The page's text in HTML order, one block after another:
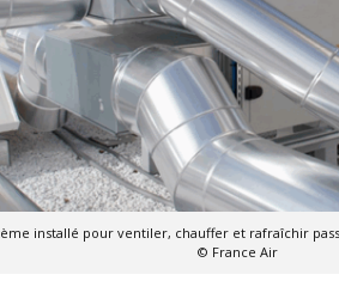
installé pour ventiler, chauffer et rafraîchir
© France Air